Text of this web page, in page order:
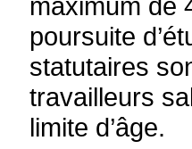
poursuite
statutaires
travailleurs
limite d’âge.